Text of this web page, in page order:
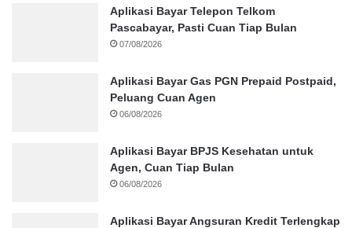
Aplikasi Bayar Telepon Telkom
Pascabayar, Pasti Cuan Tiap Bulan
07/08/2026
Aplikasi Bayar Gas PGN Prepaid Postpaid,
Peluang Cuan Agen
06/08/2026
Aplikasi Bayar BPJS Kesehatan untuk
Agen, Cuan Tiap Bulan
06/08/2026
Aplikasi Bayar Angsuran Kredit Terlengkap